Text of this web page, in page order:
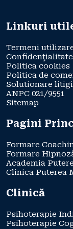
Linkuri
Termeni
Confidenţialitate
Politica cookies
Politica de
Solutionare
ANPC 021/9551
Sitemap
Pagini
Formare
Formare
Academia
Clinica Puterea
Clinică
Psihoterapie
Psihoterapie